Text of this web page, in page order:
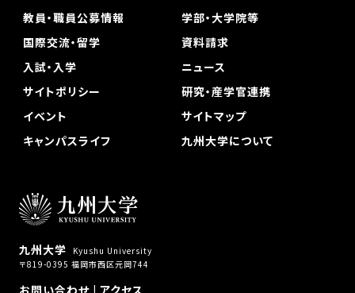
九州大学
Kyushu University
〒819-0395 福岡市西区元岡744
教員・職員公募情報
学部・大学院等
国際交流・留学
資料請求
入試・入学
ニュース
サイトポリシー
研究・産学官連携
イベント
サイトマップ
キャンパスライフ
九州大学について